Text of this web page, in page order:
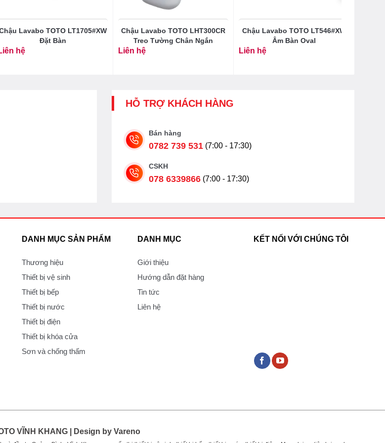
Lavabo TOTO LT1705#XW
Đặt Bàn
hệ
Chậu Lavabo TOTO LHT300CR
Treo Tường Chân Ngắn
Liên hệ
Chậu Lavabo TOTO LT546#XW
Âm Bàn Oval
Liên hệ
HỖ TRỢ KHÁCH HÀNG
Bán hàng
0782 739 531 (7:00 - 17:30)
CSKH
078 6339866 (7:00 - 17:30)
DANH MỤC SẢN PHẨM
Thương hiệu
Thiết bị vệ sinh
Thiết bị bếp
Thiết bị nước
Thiết bị điện
Thiết bị khóa cửa
Sơn và chống thấm
DANH MỤC
Giới thiệu
Hướng dẫn đặt hàng
Tin tức
Liên hệ
KẾT NỐI VỚI CHÚNG TÔI
VĨNH KHANG | Design by Vareno